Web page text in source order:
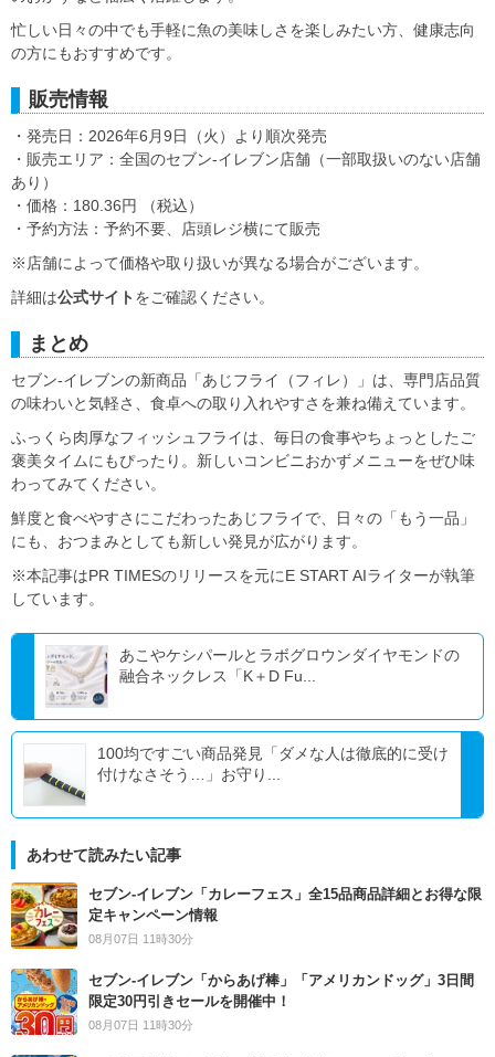
忙しい日々の中でも手軽に魚の美味しさを楽しみたい方、健康志向
の方にもおすすめです。
販売情報
・発売日：2026年6月9日（火）より順次発売
・販売エリア：全国のセブン-イレブン店舗（一部取扱いのない店舗
あり）
・価格：180.36円 （税込）
・予約方法：予約不要、店頭レジ横にて販売
※店舗によって価格や取り扱いが異なる場合がございます。
詳細は公式サイト をご確認ください。
まとめ
セブン-イレブンの新商品「あじフライ（フィレ）」は、専門店品質
の味わいと気軽さ、食卓への取り入れやすさを兼ね備えています。
ふっくら肉厚なフィッシュフライは、毎日の食事やちょっとしたご
褒美タイムにもぴったり。新しいコンビニおかずメニューをぜひ味
わってみてください。
鮮度と食べやすさにこだわったあじフライで、日々の「もう一品」
にも、おつまみとしても新しい発見が広がります。
※本記事はPR TIMESのリリースを元にE START AIライターが執筆
しています。
あこやケシパールとラボグロウンダイヤモンドの
融合ネックレス「K＋D Fu...
100均ですごい商品発見「ダメな人は徹底的に受け
付けなさそう…」お守り...
あわせて読みたい記事
セブン‐イレブン「カレーフェス」全15品商品詳細とお得な限
定キャンペーン情報
08月07日 11時30分
セブン‐イレブン「からあげ棒」「アメリカンドッグ」3日間
限定30円引きセールを開催中！
08月07日 11時30分